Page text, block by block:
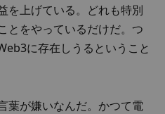
を上げている。どれも特別
とをやっているだけだ。つ
に存在しうるということ
葉が嫌いなんだ。かつて電